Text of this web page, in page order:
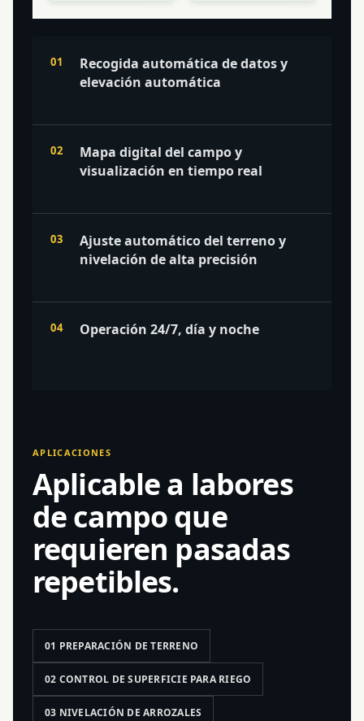
Recogida automática de datos y
elevación automática
Mapa digital del campo y
visualización en tiempo real
Ajuste automático del terreno y
nivelación de alta precisión
Operación 24/7, día y noche
APLICACIONES
Aplicable a labores
de campo que
requieren pasadas
repetibles.
01 PREPARACIÓN DE TERRENO
02 CONTROL DE SUPERFICIE PARA RIEGO
03 NIVELACIÓN DE ARROZALES